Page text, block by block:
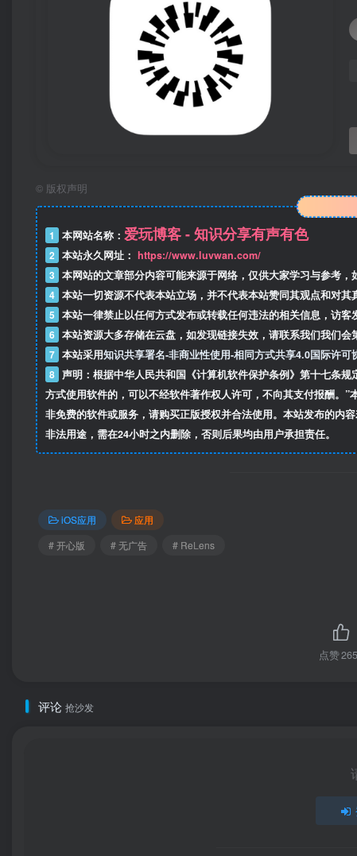
© 版权声明
1 本网站名称： 爱玩博客 - 知识分享有声有色
2 本站永久网址： https://www.luvwan.com/
3 本网站的文章部分内容可能来源于网络，仅供大家学习与参考，
4 本站一切资源不代表本站立场，并不代表本站赞同其观点和对其
5 本站一律禁止以任何方式发布或转载任何违法的相关信息，访客
6 本站资源大多存储在云盘，如发现链接失效，请联系我们我们会
7 本站采用知识共享署名-非商业性使用-相同方式共享4.0国际许可
8 声明：根据中华人民共和国《计算机软件保护条例》第十七条
方式使用软件的，可以不经软件著作权人许可，不向其支付报酬。
非免费的软件或服务，请购买正版授权并合法使用。本站发布的内
非法用途，需在24小时之内删除，否则后果均由用户承担责任。
iOS应用
应用
# 开心版
# 无广告 # ReLens
点赞
评论 抢沙发